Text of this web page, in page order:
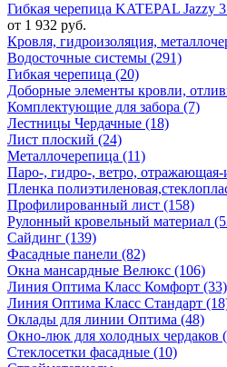
Гибкая черепица KATEPAL Jazzy
от 1 932 руб.
Кровля, гидроизоляция,
Водосточные системы (291)
Гибкая черепица (20)
Доборные элементы кровли,
Комплектующие для забора (7)
Лестницы Чердачные (18)
Лист плоский (24)
Металлочерепица (11)
Паро-, гидро-, ветро, отражающая-
Пленка
Профилированный лист (158)
Рулонный кровельный материал
Сайдинг (139)
Фасадные панели (82)
Окна мансардные Велюкс (106)
Линия Оптима Класс Комфорт (33)
Линия Оптима Класс Стандарт
Оклады для линии Оптима (48)
Окно-люк для холодных чердаков
Стеклосетки фасадные (10)